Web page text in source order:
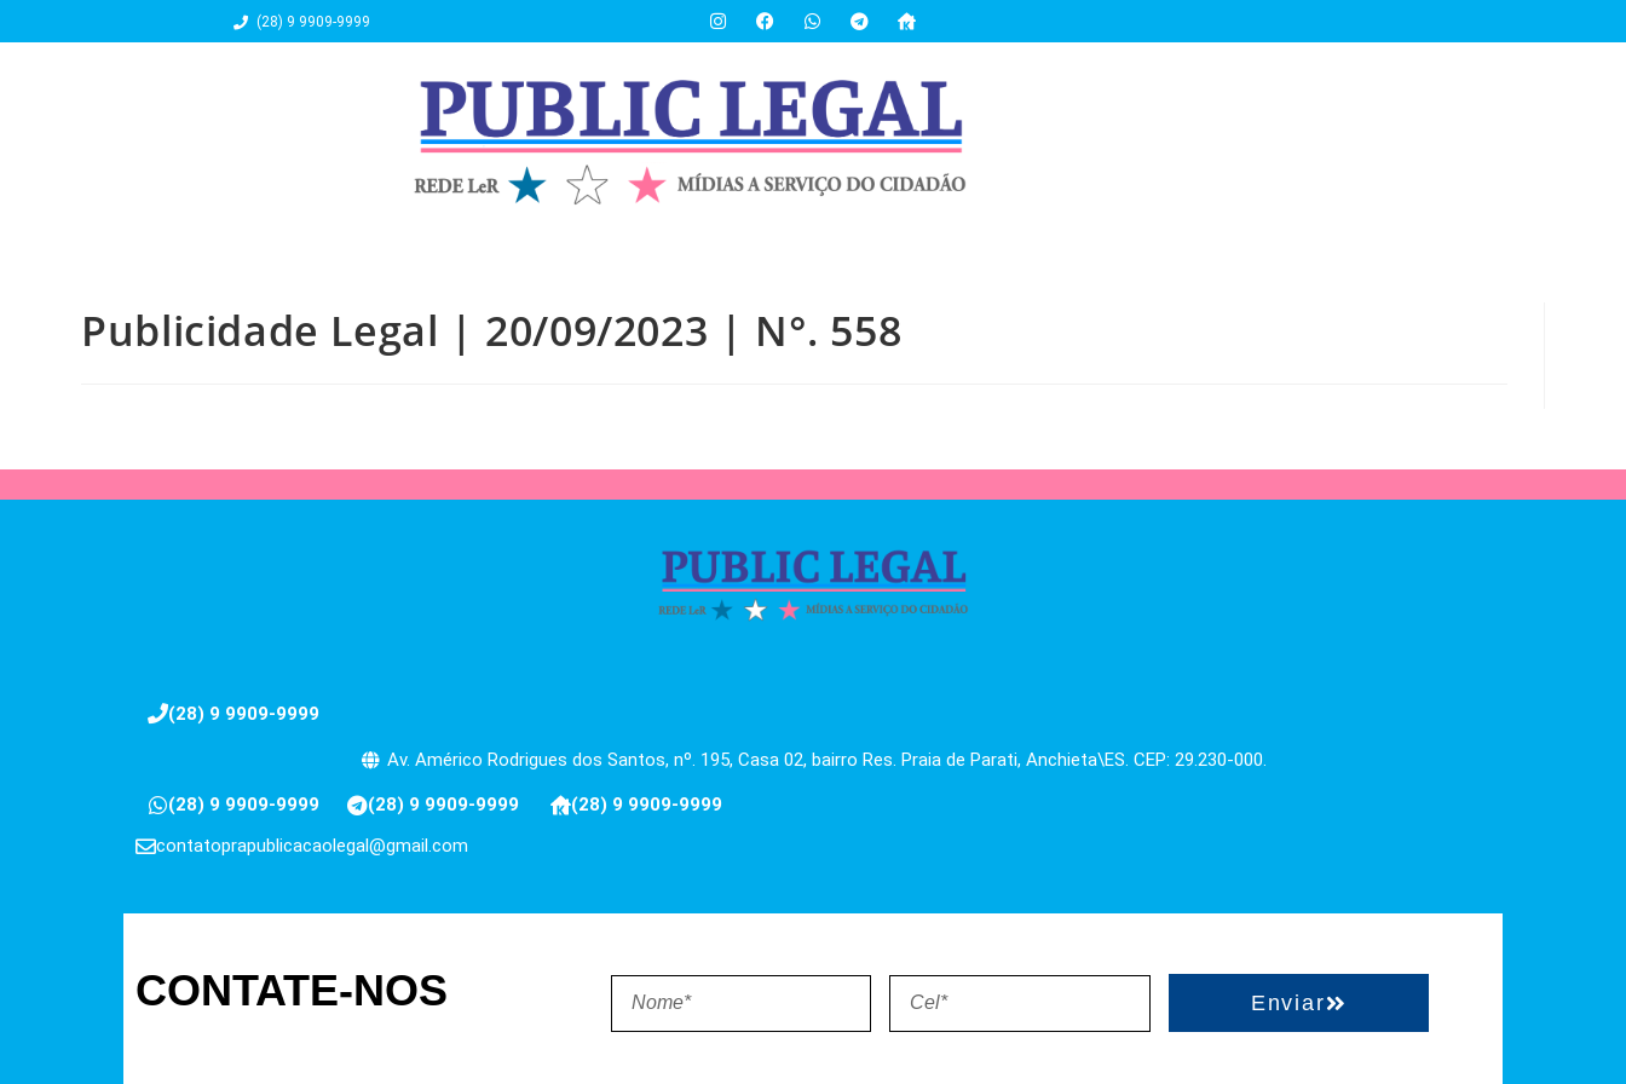
(28) 9 9909-9999
Publicidade Legal | 20/09/2023 | N°. 558
(28) 9 9909-9999
Av. Américo Rodrigues dos Santos, nº. 195, Casa 02, bairro Res. Praia de Parati, Anchieta\ES. CEP: 29.230-000.
(28) 9 9909-9999 (28) 9 9909-9999
(28) 9 9909-9999
contatoprapublicacaolegal@gmail.com
CONTATE-NOS Enviar